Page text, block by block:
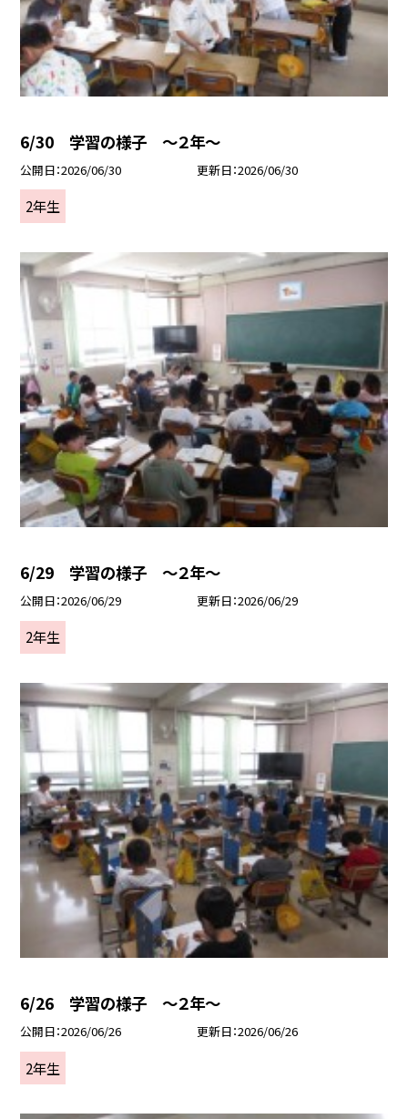
6/30 学習の様子 ～２年～
公開日 2026/06/30 更新日 2026/06/30
2年生
6/29 学習の様子 ～２年～
公開日 2026/06/29 更新日 2026/06/29
2年生
6/26 学習の様子 ～２年～
公開日 2026/06/26 更新日 2026/06/26
2年生